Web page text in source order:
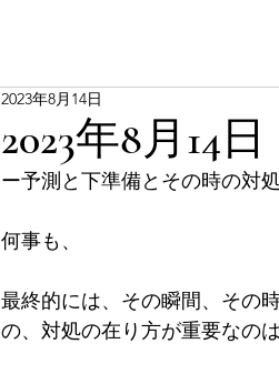
2023年8月14日
2023年8月14日
ー予測と下準備とその時の対
何事も、
最終的には、その瞬間、その時
の、対処の在り方が重要なの